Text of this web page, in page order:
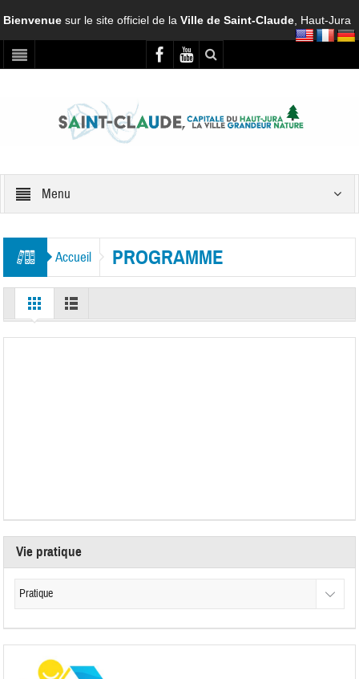
Bienvenuesur le site officiel de laVille de Saint-Claude , Haut-Jura
Menu
Accueil PROGRAMME
Vie pratique